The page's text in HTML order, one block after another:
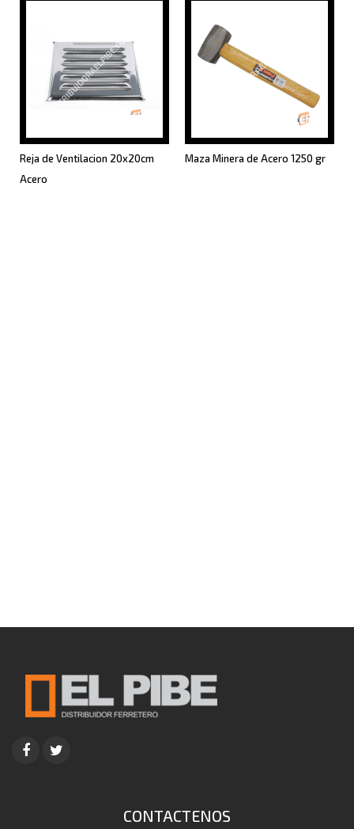
Reja de Ventilacion 20x20cm
Acero
Maza Minera de Acero 1250 gr
CONTACTENOS